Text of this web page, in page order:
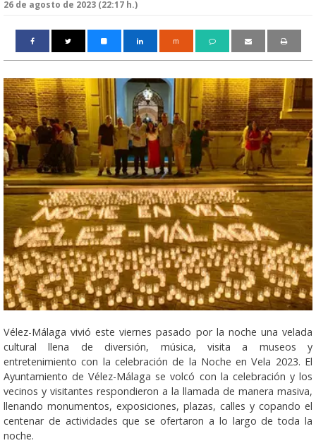
26 de agosto de 2023 (22:17 h.)
m
Vélez-Málaga vivió este viernes pasado por la noche una velada
cultural llena de diversión, música, visita a museos y
entretenimiento con la celebración de la Noche en Vela 2023. El
Ayuntamiento de Vélez-Málaga se volcó con la celebración y los
vecinos y visitantes respondieron a la llamada de manera masiva,
llenando monumentos, exposiciones, plazas, calles y copando el
centenar de actividades que se ofertaron a lo largo de toda la
noche.